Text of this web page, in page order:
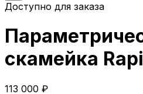
Параметрические
Проекты
О компании
Главная
Доступно для заказа
скамейка
113 000 ₽